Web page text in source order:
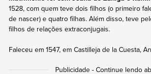
1528, com quem teve dois filhos (o primeiro
de nascer) e quatro filhas. Além disso, teve
filhos de relações extraconjugais.
Faleceu em 1547, em Castilleja de la Cuesta,